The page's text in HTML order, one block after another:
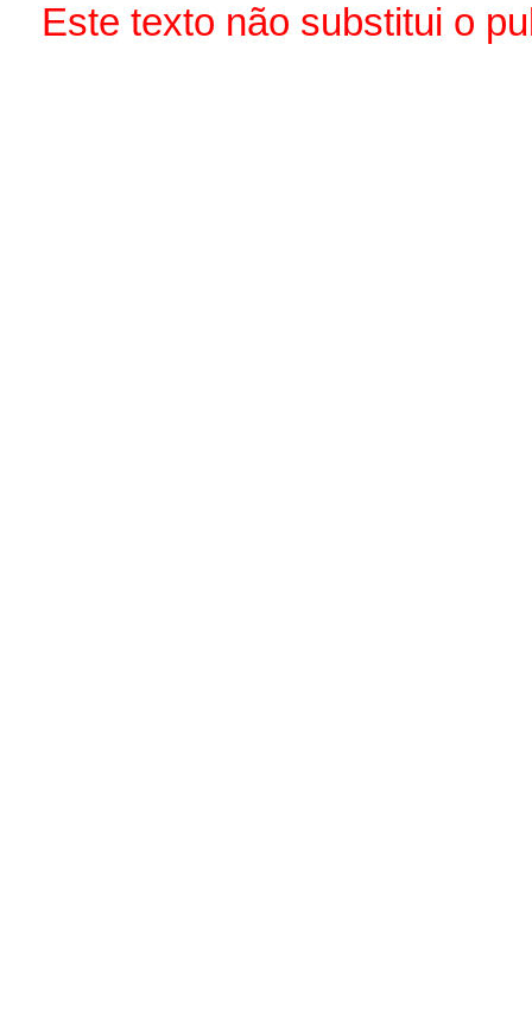
Este texto não substitui o